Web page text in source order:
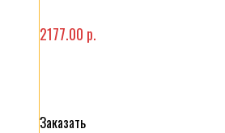
2177.00 р.
Заказать